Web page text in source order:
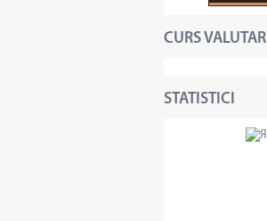
CURS VALUTAR
STATISTICI